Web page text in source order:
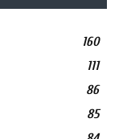
160
111
86
85